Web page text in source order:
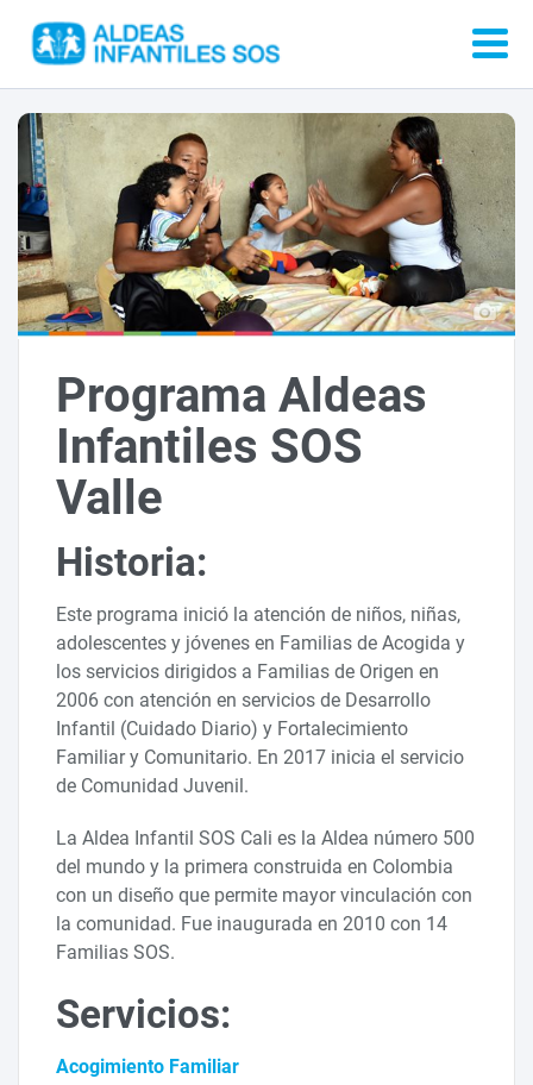
Programa Aldeas
Infantiles SOS
Valle
Historia:
Este programa inició la atención de niños, niñas,
adolescentes y jóvenes en Familias de Acogida y
los servicios dirigidos a Familias de Origen en
2006 con atención en servicios de Desarrollo
Infantil (Cuidado Diario) y Fortalecimiento
Familiar y Comunitario. En 2017 inicia el servicio
de Comunidad Juvenil.
La Aldea Infantil SOS Cali es la Aldea número 500
del mundo y la primera construida en Colombia
con un diseño que permite mayor vinculación con
la comunidad. Fue inaugurada en 2010 con 14
Familias SOS.
Servicios:
Acogimiento Familiar